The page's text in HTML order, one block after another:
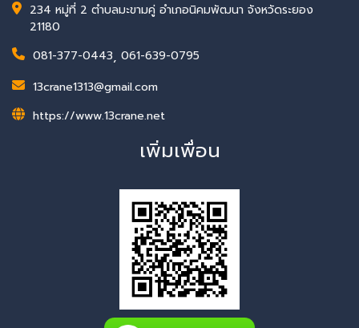
234 หมู่ที่ 2 ตำบลมะขามคู่ อำเภอนิคมพัฒนา จังหวัดระยอง
21180
081-377-0443, 061-639-0795
13crane1313@gmail.com
https://www.13crane.net
เพิ่มเพื่อน